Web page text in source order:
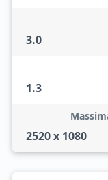
3.0
1.3
2520 x 1080